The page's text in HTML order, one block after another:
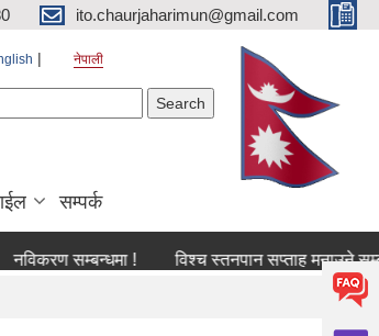
ito.chaurjaharimun@gmail.com
नेपाली
सम्पर्क
सम्बन्धमा ! विश्च स्तनपान सप्ताह मनाउने सम्बन्धी